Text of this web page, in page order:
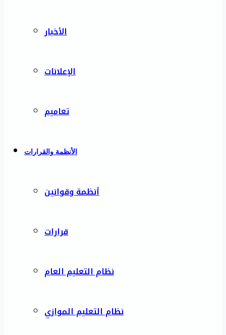
الأخبار
الإعلانات
تعاميم
الأنظمة والقرارات
أنظمة وقوانين
قرارات
نظام التعليم العام
نظام التعليم الموازي